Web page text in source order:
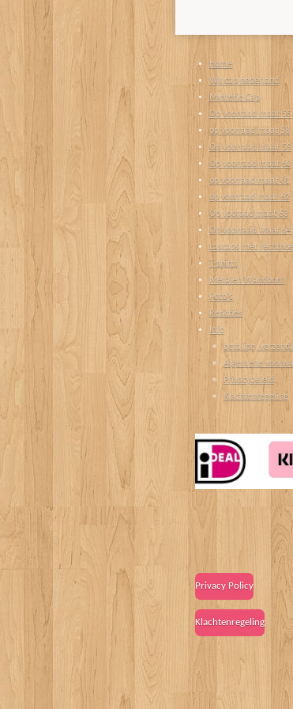
Home
Wk cap nederland
Mysterie Cap
Op voorraad maat 55
op voorraad maat 58
Op voorraad maat 59
Op voorraad maat 60
op voorraad maat 61
op voorraad maat 62
Op vooraad maat 63
Op voorraad Maat 64
Lascaps met
T-shirts
Metalen Wandbord
Foto's
Reacties
Info
betaling,
Algemene
Privacybeleid
Klachtenregeling
Privacy Policy
Klachtenregeling